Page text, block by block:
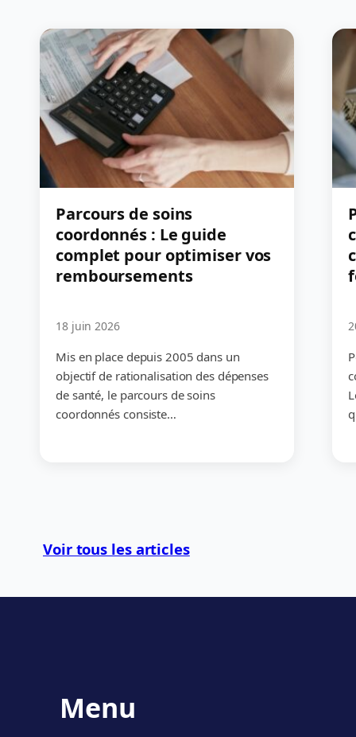
Parcours de soins
coordonnés : Le guide
complet pour optimiser vos
remboursements
18 juin 2026
Mis en place depuis 2005 dans un
objectif de rationalisation des dépenses
de santé, le parcours de soins
coordonnés consiste…
Voir tous les articles
Menu